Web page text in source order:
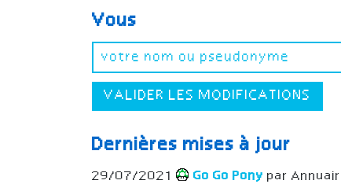
Vous
VALIDER LES MODIFICATIONS
Dernières mises à jour
29/07/2021 Go Go Pony par